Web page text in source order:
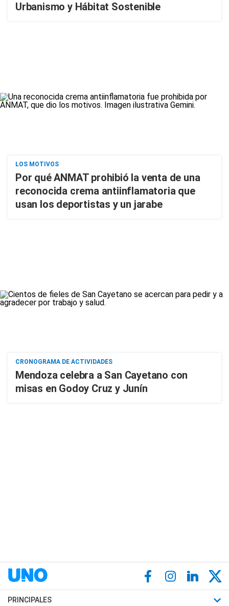
Urbanismo y Hábitat Sostenible
LOS MOTIVOS
Por qué ANMAT prohibió la venta de una
reconocida crema antiinflamatoria que
usan los deportistas y un jarabe
CRONOGRAMA DE ACTIVIDADES
Mendoza celebra a San Cayetano con
misas en Godoy Cruz y Junín
PRINCIPALES